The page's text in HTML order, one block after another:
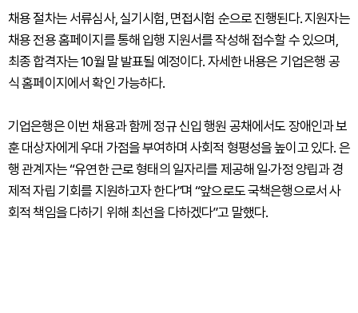
채용 절차는 서류심사, 실기시험, 면접시험 순으로 진행된다. 지원자는
채용 전용 홈페이지를 통해 입행 지원서를 작성해 접수할 수 있으며,
최종 합격자는 10월 말 발표될 예정이다. 자세한 내용은 기업은행 공
식 홈페이지에서 확인 가능하다.
기업은행은 이번 채용과 함께 정규 신입 행원 공채에서도 장애인과 보
훈 대상자에게 우대 가점을 부여하며 사회적 형평성을 높이고 있다. 은
행 관계자는 “유연한 근로 형태의 일자리를 제공해 일·가정 양립과 경
제적 자립 기회를 지원하고자 한다”며 “앞으로도 국책은행으로서 사
회적 책임을 다하기 위해 최선을 다하겠다”고 말했다.